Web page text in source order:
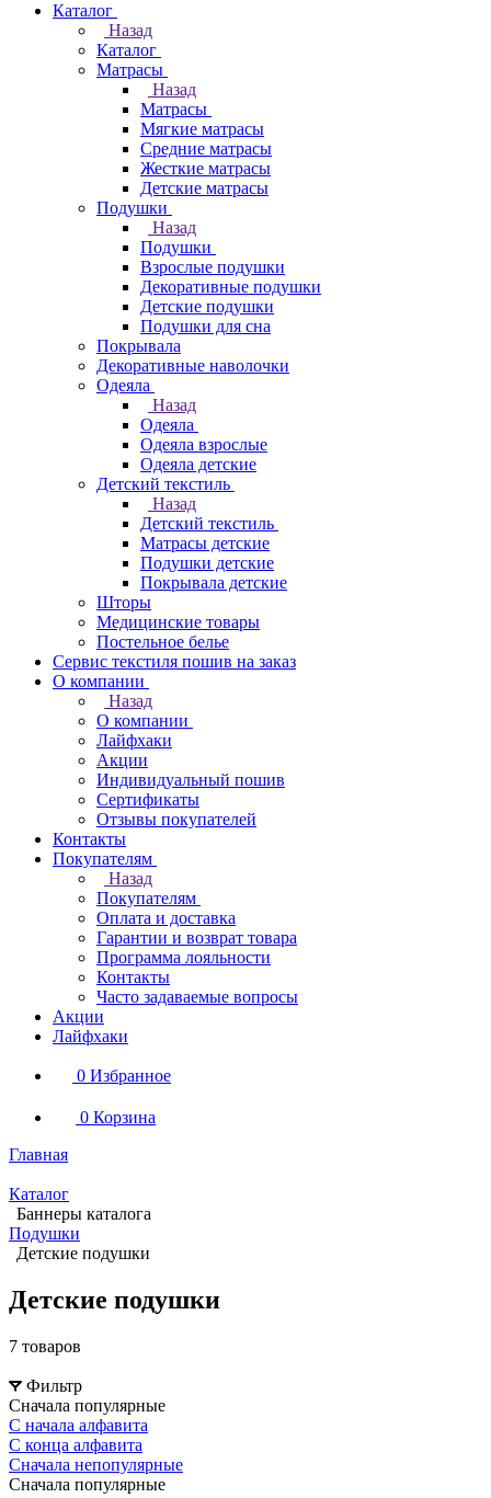
Каталог
Назад
Каталог
Матрасы
Назад
Матрасы
Мягкие матрасы
Средние матрасы
Жесткие матрасы
Детские матрасы
Подушки
Назад
Подушки
Взрослые подушки
Декоративные подушки
Детские подушки
Подушки для сна
Покрывала
Декоративные наволочки
Одеяла
Назад
Одеяла
Одеяла взрослые
Одеяла детские
Детский текстиль
Назад
Детский текстиль
Матрасы детские
Подушки детские
Покрывала детские
Шторы
Медицинские товары
Постельное белье
Сервис текстиля пошив на заказ
О компании
Назад
О компании
Лайфхаки
Акции
Индивидуальный пошив
Сертификаты
Отзывы покупателей
Контакты
Покупателям
Назад
Покупателям
Оплата и доставка
Гарантии и возврат товара
Программа лояльности
Контакты
Часто задаваемые вопросы
Акции
Лайфхаки
0 Избранное
0 Корзина
Главная
Каталог
Баннеры каталога
Подушки
Детские подушки
Детские подушки
7 товаров
Фильтр
Сначала популярные
С начала алфавита
С конца алфавита
Сначала непопулярные
Сначала популярные